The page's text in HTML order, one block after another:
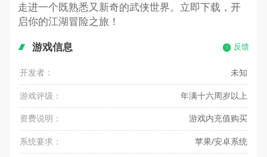
走进一个既熟悉又新奇的武侠世界。立即下载，开
启你的江湖冒险之旅！
游戏信息 反馈
开发者： 未知
游戏评级： 年满十六周岁以上
资费说明： 游戏内充值购买
系统要求： 苹果/安卓系统